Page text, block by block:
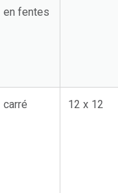
en fentes
carré 12 x 12